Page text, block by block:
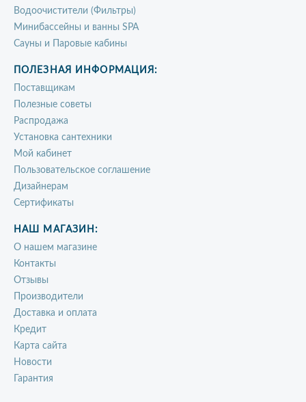
Водоочистители (Фильтры)
Минибассейны и ванны SPA
Сауны и Паровые кабины
ПОЛЕЗНАЯ ИНФОРМАЦИЯ:
Поставщикам
Полезные советы
Распродажа
Установка сантехники
Мой кабинет
Пользовательское соглашение
Дизайнерам
Сертификаты
НАШ МАГАЗИН:
О нашем магазине
Контакты
Отзывы
Производители
Доставка и оплата
Кредит
Карта сайта
Новости
Гарантия